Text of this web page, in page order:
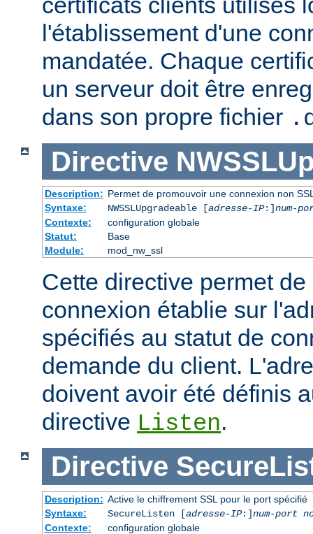
l'établissement d'une
mandatée. Chaque
un serveur doit être
dans son propre fichier
Directive
Description: Permet de promouvoir une connexion non
Syntaxe:
NWSSLUpgradeable [adresse-IP:]num-
Contexte:
configuration globale
Statut:
Base
Module:
mod_nw_ssl
Cette directive permet
connexion établie sur
spécifiés au statut de
demande du client.
doivent avoir été définis
directive Listen.
Directive
Description: Active le chiffrement SSL pour le port spécifié
Syntaxe:
SecureListen [adresse-IP:]num-port
Contexte:
configuration globale